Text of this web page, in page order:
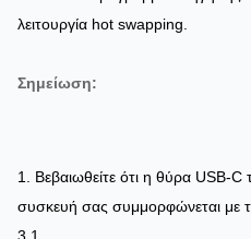
λειτουργία hot swapping.
Σημείωση:
1. Βεβαιωθείτε ότι η θύρα USB-C
συσκευή σας συμμορφώνεται με